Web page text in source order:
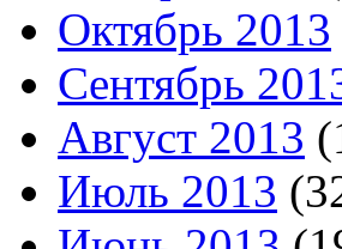
Октябрь 2013
Сентябрь
Август 2013
Июль 2013